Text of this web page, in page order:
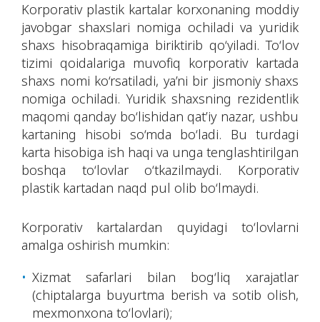
Korporativ plastik kartalar korxonaning moddiy
javobgar shaxslari nomiga ochiladi va yuridik
shaxs hisobraqamiga biriktirib qo‘yiladi. To‘lov
tizimi qoidalariga muvofiq korporativ kartada
shaxs nomi ko‘rsatiladi, ya’ni bir jismoniy shaxs
nomiga ochiladi. Yuridik shaxsning rezidentlik
maqomi qanday bo‘lishidan qat’iy nazar, ushbu
kartaning hisobi so‘mda bo‘ladi. Bu turdagi
karta hisobiga ish haqi va unga tenglashtirilgan
boshqa to‘lovlar o‘tkazilmaydi. Korporativ
plastik kartadan naqd pul olib bo‘lmaydi.
Korporativ kartalardan quyidagi to‘lovlarni
amalga oshirish mumkin:
Xizmat safarlari bilan bog‘liq xarajatlar
(chiptalarga buyurtma berish va sotib olish,
mexmonxona to‘lovlari);